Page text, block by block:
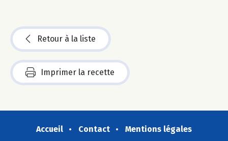
Retour à la liste
Imprimer la recette
Accueil Contact
Mentions légales